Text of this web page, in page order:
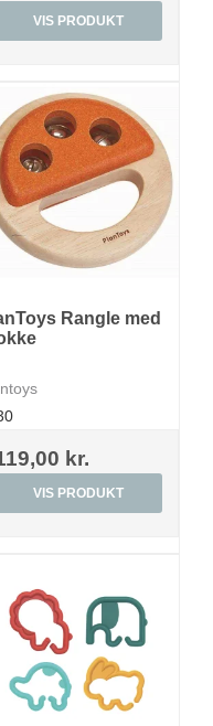
VIS PRODUKT
Rangle med
kr.
VIS PRODUKT